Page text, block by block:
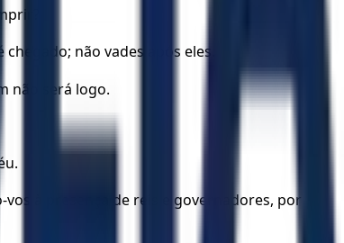
não vades após eles.
não será logo.
vos à presença de reis e governadores, por